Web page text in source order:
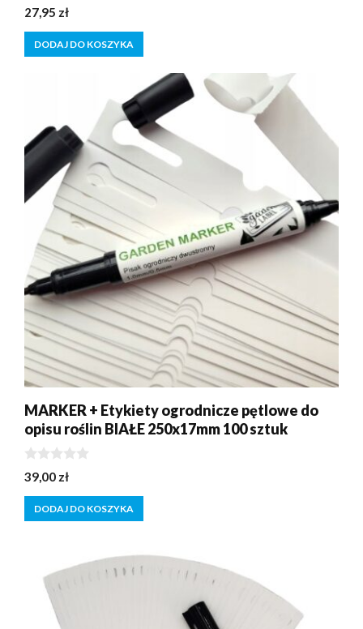
0
z
5
27,95 zł
DODAJ DO KOSZYKA
MARKER + Etykiety ogrodnicze pętlowe do
opisu roślin BIAŁE 250x17mm 100 sztuk
0
z
5
39,00 zł
DODAJ DO KOSZYKA